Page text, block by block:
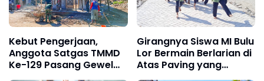
Kebut Pengerjaan,
Anggota Satgas TMMD
Ke-129 Pasang Gewel
Penopang Atap Rumah
Girangnya Siswa MI Bulu
Lor Bermain Berlarian di
Atas Paving yang
Sementara Dibangun